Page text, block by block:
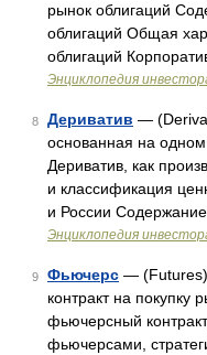
рынок облигаций
облигаций Общая
облигаций
Энциклопедия
8 Дериватив —
основанная на одном
Дериватив, как
и классификация
и России
Энциклопедия
9 Фьючерс — (Futures)
контракт на покупку
фьючерсный
фьючерсами,